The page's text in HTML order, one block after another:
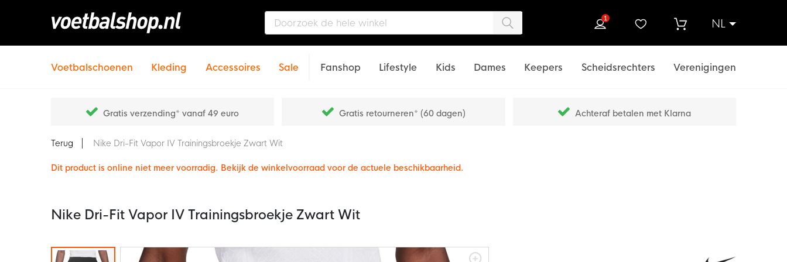
NL
1
Voetbalschoenen Kleding Accessoires Sale Fanshop Lifestyle Kids Dames Keepers Scheidsrechters Verenigingen
Gratis verzending* vanaf 49 euro Gratis retourneren* (60 dagen) Achteraf betalen met Klarna
Terug Nike Dri-Fit Vapor IV Trainingsbroekje Zwart Wit
Dit product is online niet meer voorradig. Bekijk de winkelvoorraad voor de actuele beschikbaarheid.
Nike Dri-Fit Vapor IV Trainingsbroekje Zwart Wit
Ga
naar